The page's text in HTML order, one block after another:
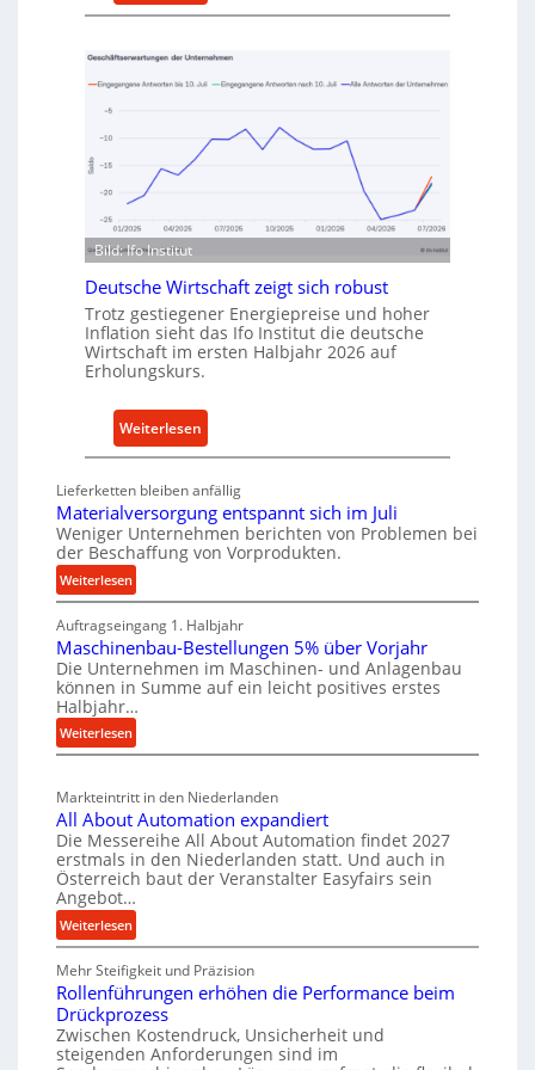
I
r
i
e
-
s
t
z
t
i
l
e
n
n
M
t
h
d
e
ü
r
n
a
c
h
a
t
i
g
e
W
k
z
e
b
u
p
r
o
s
s
Bild: Ifo Institut
Deutsche Wirtschaft zeigt sich robust
Trotz gestiegener Energiepreise und hoher
Inflation sieht das Ifo Institut die deutsche
Wirtschaft im ersten Halbjahr 2026 auf
Erholungskurs.
Weiterlesen
D
u
t
s
h
e
W
s
h
a
f
t
i
g
t
s
i
Lieferketten bleiben anfällig
Materialversorgung entspannt sich im Juli
Weniger Unternehmen berichten von Problemen bei
der Beschaffung von Vorprodukten.
Weiterlesen:
M
a
t
e
r
i
a
l
e
r
s
o
u
n
g
e
n
t
Auftragseingang 1. Halbjahr
Maschinenbau-Bestellungen 5% über Vorjahr
Die Unternehmen im Maschinen- und Anlagenbau
können in Summe auf ein leicht positives erstes
Halbjahr…
Weiterlesen:
M
s
c
h
i
n
e
n
a
u
-
B
Markteintritt in den Niederlanden
All About Automation expandiert
Die Messereihe All About Automation findet 2027
erstmals in den Niederlanden statt. Und auch in
Österreich baut der Veranstalter Easyfairs sein
Angebot…
Weiterlesen:
A
l
l
A
b
o
Mehr Steifigkeit und Präzision
Rollenführungen erhöhen die Performance beim
Drückprozess
Zwischen Kostendruck, Unsicherheit und
steigenden Anforderungen sind im